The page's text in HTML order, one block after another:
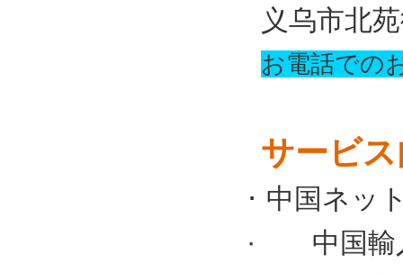
义乌市北
お電話での
サービ
· 中国ネッ
· 中国輸